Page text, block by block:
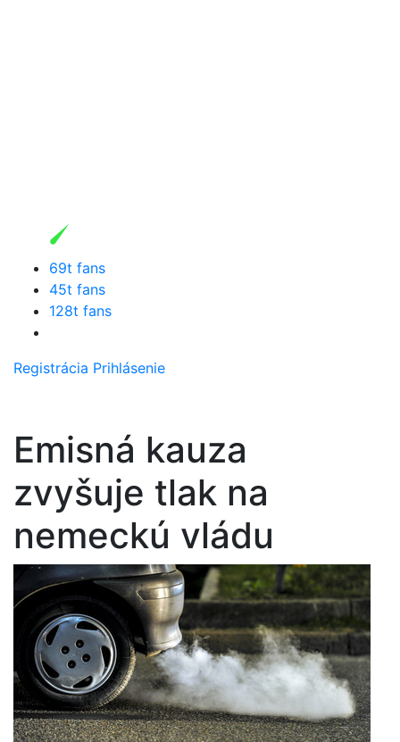
69t fans
45t fans
128t fans
Registrácia Prihlásenie
Emisná kauza
zvyšuje tlak na
nemeckú vládu